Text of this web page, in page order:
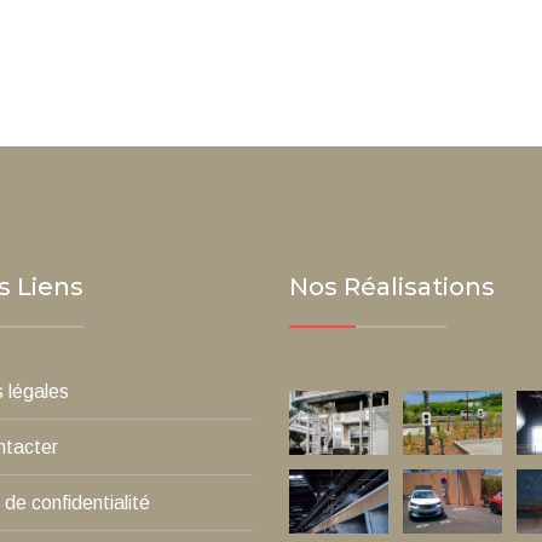
Liens
légales
de confidentialité
Nos Réalisations